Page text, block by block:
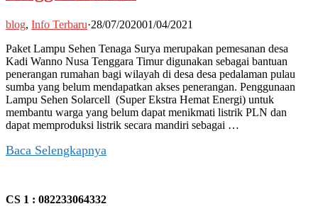
blog, Info Terbaru·28/07/202001/04/2021
Paket Lampu Sehen Tenaga Surya merupakan pemesanan desa
Kadi Wanno Nusa Tenggara Timur digunakan sebagai bantuan
penerangan rumahan bagi wilayah di desa desa pedalaman pulau
sumba yang belum mendapatkan akses penerangan. Penggunaan
Lampu Sehen Solarcell (Super Ekstra Hemat Energi) untuk
membantu warga yang belum dapat menikmati listrik PLN dan
dapat memproduksi listrik secara mandiri sebagai …
Baca Selengkapnya
CS 1 : 082233064332